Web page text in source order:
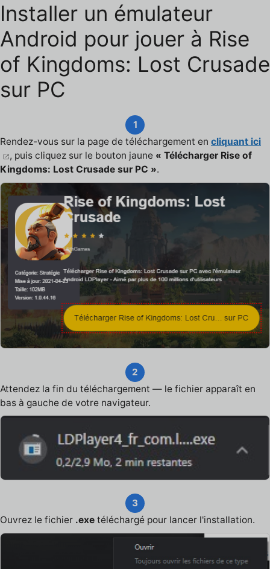
Installer un émulateur
Android pour jouer à Rise
of Kingdoms: Lost Crusade
sur PC
1
Rendez-vous sur la page de téléchargement en cliquant ici
, puis cliquez sur le bouton jaune « Télécharger Rise of
Kingdoms: Lost Crusade sur PC ».
2
Attendez la fin du téléchargement — le fichier apparaît en
bas à gauche de votre navigateur.
3
Ouvrez le fichier .exe téléchargé pour lancer l'installation.